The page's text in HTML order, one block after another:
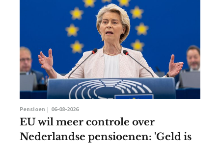
Pensioen | 06-08-2026
EU wil meer controle over
Nederlandse pensioenen: 'Geld is